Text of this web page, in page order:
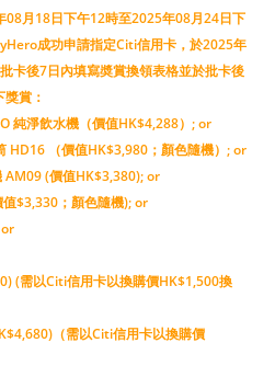
08月18日下午12時至2025年08月24日下
成功申請指定Citi信用卡，於2025年
卡後7日內填寫奬賞換領表格並於批卡後
賞：
純淨飲水機（價值HK$4,288）; or
（價值HK$3,980；顏色隨機）; or
(價值HK$3,380); or
$3,330；顏色隨機); or
(需以Citi信用卡以換購價HK$1,500換
（需以Citi信用卡以換購價